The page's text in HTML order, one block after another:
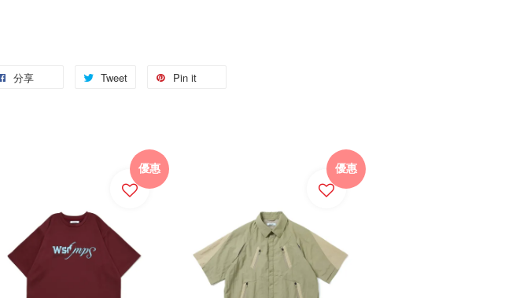
分享 Tweet Pin it
優惠 優惠